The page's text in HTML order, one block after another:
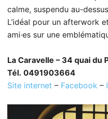
calme, suspendu au-
L’idéal pour un afterwork
ami·es sur une
La Caravelle – 34 quai du
Tél. 0491903664
Site internet – Facebook –